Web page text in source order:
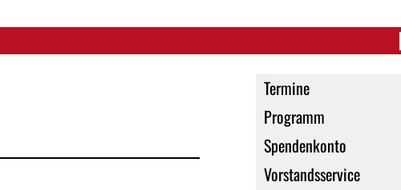
Termine
Programm
Spendenkonto
Vorstandsservice